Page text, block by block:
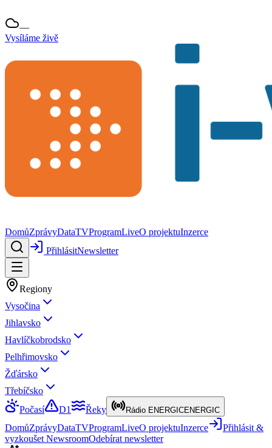
—
Vysíláme živě
DomůZprávyDataTVProgramLiveO projektuInzerce
PřihlásitNewsletter
Regiony
Vysočina
Jihlavsko
Havlíčkobrodsko
Pelhřimovsko
Žďársko
Třebíčsko
Počasí
D1 Řeky Rádio ENERGICENERGIC
DomůZprávyDataTVProgramLiveO projektuInzerce
Přihlásit &
vyzkoušet NewsroomOdebírat newsletter